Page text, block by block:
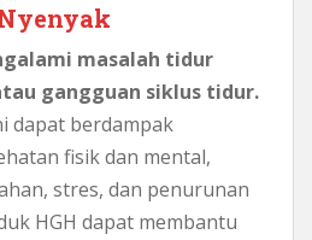
masalah tidur
gangguan siklus tidur.
dapat berdampak
fisik dan mental,
stres, dan penurunan
HGH dapat membantu